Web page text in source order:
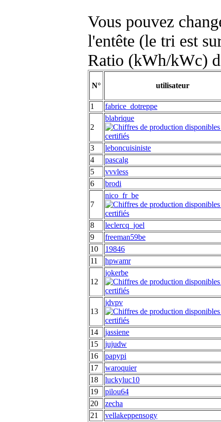
Vous pouvez
l'entête (le tri est
Ratio (kWh/kWc)
N° utilisateur
1 fabrice_dotreppe
2
blabrique
3
leboncuisiniste
4
pascalg
5
vvvless
6
brodi
7
nico_fr_be
8
leclercq_joel
9
freeman59be
10
19846
11
hpwamr
12
jokerbe
13
jdvpv
14
jassiene
15
jujudw
16
papypi
17
waroquier
18
luckyluc10
19
pilou64
20
zecha
21
vellakeppensogy